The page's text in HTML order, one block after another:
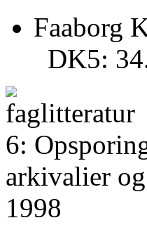
Faaborg
DK5:
6:
arkivalier
1998